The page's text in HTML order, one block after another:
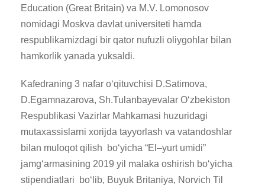
Education (Great Britain) va M.V. Lomonosov
nomidagi Moskva davlat universiteti hamda
respublikamizdagi bir qator nufuzli oliygohlar bilan
hamkorlik yanada yuksaldi.
Kafedraning 3 nafar o‘qituvchisi D.Satimova,
D.Egamnazarova, Sh.Tulanbayevalar O‘zbekiston
Respublikasi Vazirlar Mahkamasi huzuridagi
mutaxassislarni xorijda tayyorlash va vatandoshlar
bilan muloqot qilish bo‘yicha “El–yurt umidi”
jamg‘armasining 2019 yil malaka oshirish bo‘yicha
stipendiatlari bo‘lib, Buyuk Britaniya, Norvich Til